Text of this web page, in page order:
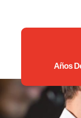
Años